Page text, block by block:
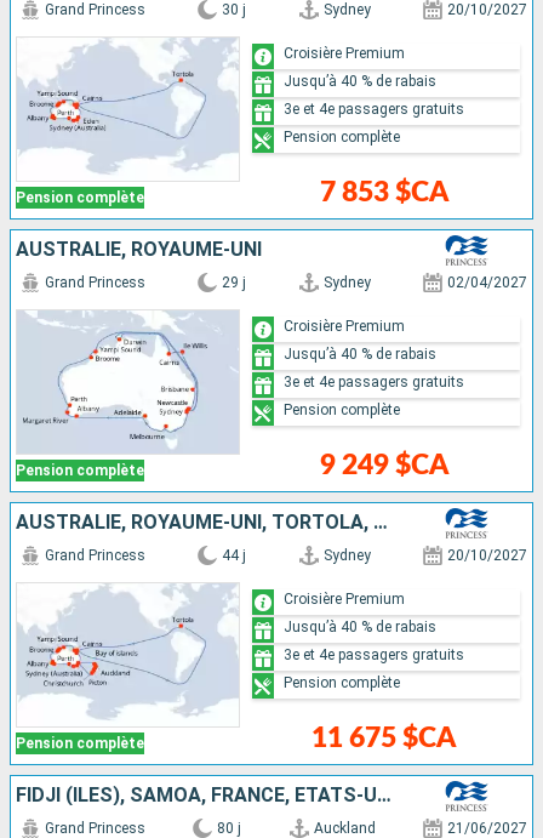
Pension complète
Grand Princess 30 j Sydney 20/10/2027
7 853 $CA
Croisière Premium
Jusqu’à 40 % de rabais
3e et 4e passagers gratuits
Pension complète
AUSTRALIE, ROYAUME-UNI
Pension complète
Grand Princess 29 j Sydney 02/04/2027
9 249 $CA
Croisière Premium
Jusqu’à 40 % de rabais
3e et 4e passagers gratuits
Pension complète
AUSTRALIE, ROYAUME-UNI, TORTOLA, NOUVELLE-ZÉLANDE
Pension complète
Grand Princess 44 j Sydney 20/10/2027
11 675 $CA
Croisière Premium
Jusqu’à 40 % de rabais
3e et 4e passagers gratuits
Pension complète
FIDJI (ÎLES), SAMOA, FRANCE, ÉTATS-UNIS, CANADA, JAPON, TAÏWAN, CHINE, VIETNAM, SINGAPOUR, INDONÉSIE, AUSTRALIE, NOUVELLE-ZÉLANDE
Grand Princess 80 j Auckland 21/06/2027